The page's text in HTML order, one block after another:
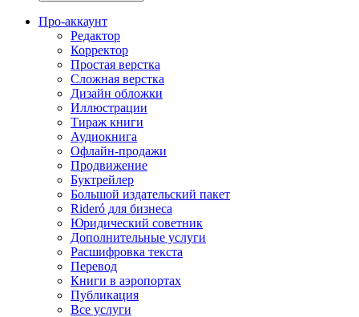
Про-аккаунт
Редактор
Корректор
Простая верстка
Сложная верстка
Дизайн обложки
Иллюстрации
Тираж книги
Аудиокнига
Офлайн-продажи
Продвижение
Буктрейлер
Большой издательский пакет
Rideró для бизнеса
Юридический советник
Дополнительные услуги
Расшифровка текста
Перевод
Книги в аэропортах
Публикация
Все услуги